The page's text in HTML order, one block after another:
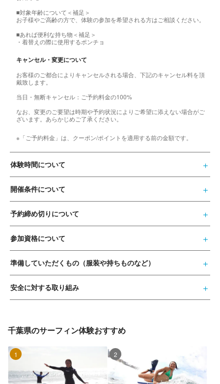
■対象年齢について＜補足＞
お子様やご高齢の方で、体験の参加を希望される方はご相談ください。
■あれば便利な持ち物＜補足＞
・着替えの際に使用するポンチョ
キャンセル・変更について
お客様のご都合によりキャンセルされる場合、下記のキャンセル料を頂
戴致します。
当日・無断キャンセル：ご予約料金の100%
なお、変更のご要望は時期や予約状況によりご希望に添えない場合がご
ざいます。あらかじめご了承ください。
※「ご予約料金」は、クーポン/ポイントを適用する前の金額です。
体験時間について
開催条件について
予約締め切りについて
参加資格について
準備していただくもの（服装や持ちものなど）
安全に対する取り組み
千葉県のサーフィン体験おすすめ